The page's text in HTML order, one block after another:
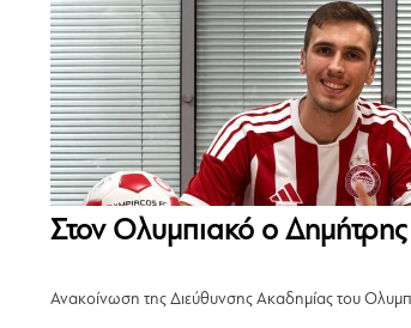
Στον Ολυμπιακό ο Δημήτρης
Ανακοίνωση της Διεύθυνσης Ακαδημίας του